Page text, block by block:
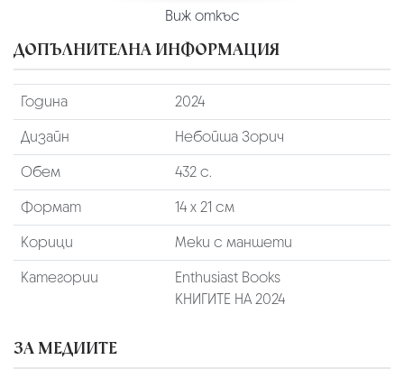
Виж откъс
ДОПЪЛНИТЕЛНА ИНФОРМАЦИЯ
Година
2024
Дизайн
Небойша Зорич
Обем
432 с.
Формат
14 х 21 см
Корици
Меки с маншети
Категории
Enthusiast Books
КНИГИТЕ НА 2024
ЗА МЕДИИТЕ